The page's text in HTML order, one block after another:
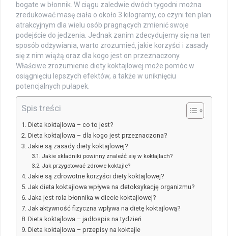
bogate w błonnik. W ciągu zaledwie dwóch tygodni można
zredukować masę ciała o około 3 kilogramy, co czyni ten plan
atrakcyjnym dla wielu osób pragnących zmienić swoje
podejście do jedzenia. Jednak zanim zdecydujemy się na ten
sposób odżywiania, warto zrozumieć, jakie korzyści i zasady
się z nim wiążą oraz dla kogo jest on przeznaczony.
Właściwe zrozumienie diety koktajlowej może pomóc w
osiągnięciu lepszych efektów, a także w uniknięciu
potencjalnych pułapek.
Spis treści
Dieta koktajlowa – co to jest?
Dieta koktajlowa – dla kogo jest przeznaczona?
Jakie są zasady diety koktajlowej?
Jakie składniki powinny znaleźć się w koktajlach?
Jak przygotować zdrowe koktajle?
Jakie są zdrowotne korzyści diety koktajlowej?
Jak dieta koktajlowa wpływa na detoksykację organizmu?
Jaka jest rola błonnika w diecie koktajlowej?
Jak aktywność fizyczna wpływa na dietę koktajlową?
Dieta koktajlowa – jadłospis na tydzień
Dieta koktajlowa – przepisy na koktajle